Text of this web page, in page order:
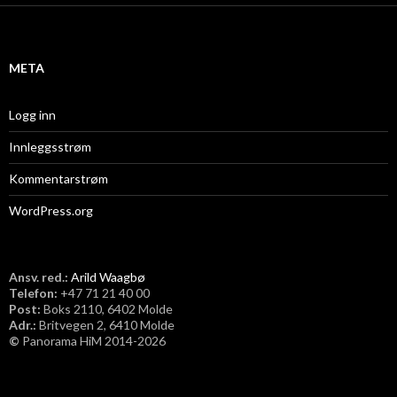
i
META
Logg inn
Innleggsstrøm
Kommentarstrøm
WordPress.org
Ansv. red.: Arild Waagbø
Telefon: ​+47 71 21 40 00
Post: Boks 2110, 6402 Molde
Adr.: Britvegen 2, 6410 Molde
© Panorama HiM 2014-2026